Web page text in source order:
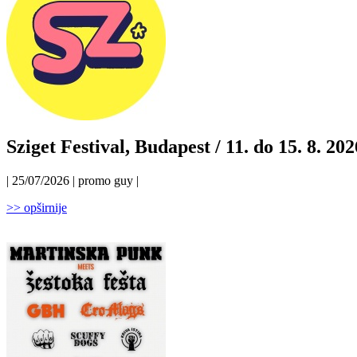
Sziget Festival, Budapest / 11. do 15. 8.
| 25/07/2026 | promo guy |
>> opširnije